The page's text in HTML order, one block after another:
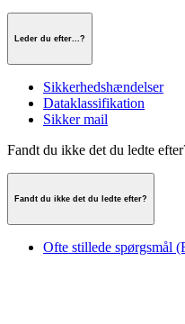
Leder du efter...?
Sikkerhedshændelser
Dataklassifikation
Sikker mail
Fandt du ikke det du ledte
Fandt du ikke det du ledte efter?
Ofte stillede spørgsmål